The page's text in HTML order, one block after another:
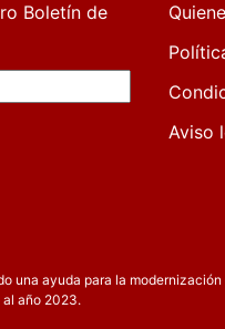
Boletín de
Aviso
una ayuda para la
año 2023.